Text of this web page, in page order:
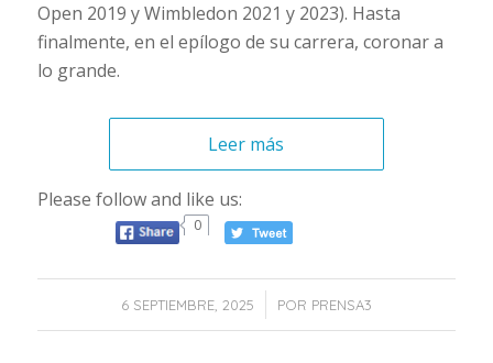
Open 2019 y Wimbledon 2021 y 2023). Hasta
finalmente, en el epílogo de su carrera, coronar a
lo grande.
Leer más
Please follow and like us:
0
6 SEPTIEMBRE, 2025
/ POR PRENSA3